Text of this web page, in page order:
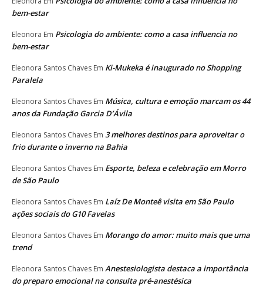
bem-estar
Eleonora Em Psicologia do ambiente: como a casa influencia no
bem-estar
Eleonora Santos Chaves Em Ki-Mukeka é inaugurado no Shopping
Paralela
Eleonora Santos Chaves Em Música, cultura e emoção marcam os 44
anos da Fundação Garcia D’Ávila
Eleonora Santos Chaves Em 3 melhores destinos para aproveitar o
frio durante o inverno na Bahia
Eleonora Santos Chaves Em Esporte, beleza e celebração em Morro
de São Paulo
Eleonora Santos Chaves Em Laíz De Monteê visita em São Paulo
ações sociais do G10 Favelas
Eleonora Santos Chaves Em Morango do amor: muito mais que uma
trend
Eleonora Santos Chaves Em Anestesiologista destaca a importância
do preparo emocional na consulta pré-anestésica